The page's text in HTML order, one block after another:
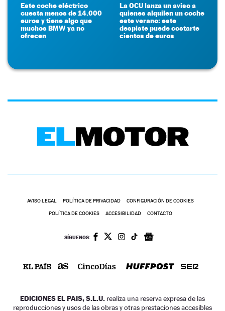
Este coche eléctrico
cuesta menos de 14.000
euros y tiene algo que
muchos BMW ya no
ofrecen
La OCU lanza un aviso a
quienes alquilen un coche
este verano: este
despiste puede costarte
cientos de euros
AVISO LEGAL POLÍTICA DE PRIVACIDAD CONFIGURACIÓN DE COOKIES
POLÍTICA DE COOKIES ACCESIBILIDAD CONTACTO
SÍGUENOS:
EDICIONES EL PAIS, S.L.U. realiza una reserva expresa de las
reproducciones y usos de las obras y otras prestaciones accesibles